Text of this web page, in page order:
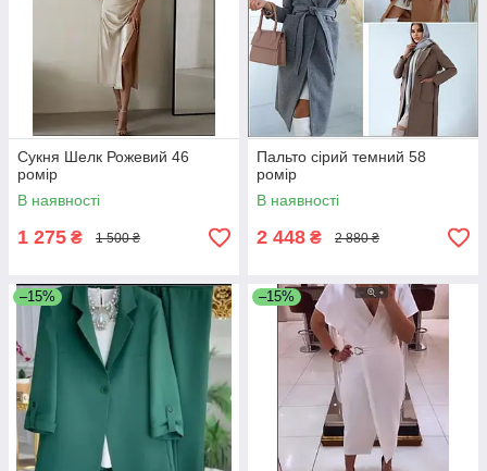
Сукня Шелк Рожевий 46
ромір
В наявності
1 275 ₴ 1 500 ₴
Пальто сірий темний 58
ромір
В наявності
2 448 ₴ 2 880 ₴
–15% –15%